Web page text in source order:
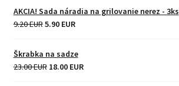
was:
535.00 EUR.
AKCIA! Sada náradia na grilovanie nerez - 3ks
9.20 EUR Original
5.90 EURCurrent
Škrabka na sadze
23.00 EUR Original
18.00 EURCurrent